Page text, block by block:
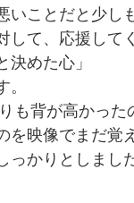
ことだと少し
して、応援して
めた心」
も背が高かった
を映像でまだ覚
かりとしまし